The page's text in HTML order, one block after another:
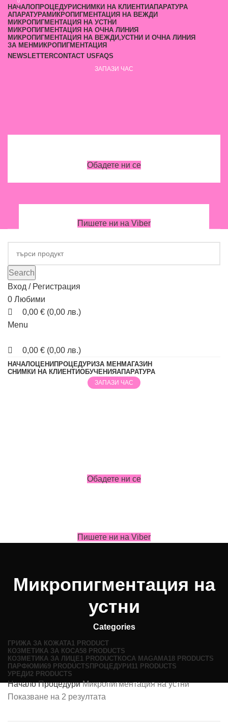
НАЧАЛОПРОЦЕДУРИСНИМКИ НА КЛИЕНТИАПАРАТУРА
АПАРАТУРАМИКРОПИГМЕНТАЦИЯ НА ВЕЖДИ
МИКРОПИГМЕНТАЦИЯ НА УСТНИ
МИКРОПИГМЕНТАЦИЯ НА ОЧНА ЛИНИЯ
МИКРОПИГМЕНТАЦИЯ НА ВЕЖДИ,УСТНИ И ОЧНА ЛИНИЯ
ЗА МЕН МИКРОПИГМЕНТАЦИЯ
NEWSLETTERCONTACT US FAQS
ЗАПАЗИ ЧАС
Обадете ни се
Пишете ни на Viber
Search
Вход / Регистрация
0 Любими
0
0,00 € (0,00 лв.)
Menu
0
0,00 € (0,00 лв.)
НАЧАЛОЦЕНИ ПРОЦЕДУРИЗА МЕН МАГАЗИН
СНИМКИ НА КЛИЕНТИОБУЧЕНИЯАПАРАТУРА
ЗАПАЗИ ЧАС
Обадете ни се
Пишете ни на Viber
Микропигментация на
устни
Categories
ГРИЖА ЗА КОЖАТА1 PRODUCT
КОЗМЕТИКА ЗА КОСА58 PRODUCTS
КОЗМЕТИКА ЗА ЛИЦЕ1 PRODUCT КОСА MAGAMA18 PRODUCTS
ПАРФЮМИ 69 PRODUCTS ПРОЦЕДУРИ 11 PRODUCTS
УРЕДИ 2 PRODUCTS
НачалоПроцедуриМикропигментация на устни
Показване на 2 резултата